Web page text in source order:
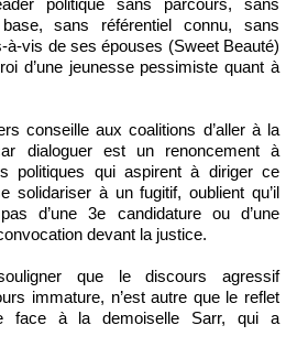
politique sans parcours, sans
sans référentiel connu, sans
à-vis de ses épouses (Sweet Beauté)
d’une jeunesse pessimiste quant à
conseille aux coalitions d’aller à la
dialoguer est un renoncement à
politiques qui aspirent à diriger ce
solidariser à un fugitif, oublient qu’il
d’une 3e candidature ou d’une
devant la justice.
que le discours agressif
immature, n’est autre que le reflet
face à la demoiselle Sarr, qui a